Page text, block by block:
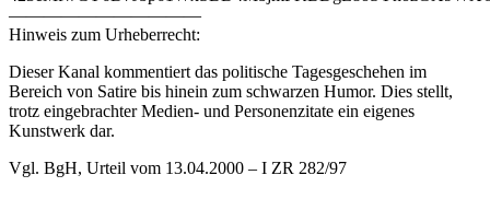
———————————
Hinweis zum Urheberrecht:
Dieser Kanal kommentiert das politische Tagesgeschehen im
Bereich von Satire bis hinein zum schwarzen Humor. Dies stellt,
trotz eingebrachter Medien- und Personenzitate ein eigenes
Kunstwerk dar.
Vgl. BgH, Urteil vom 13.04.2000 – I ZR 282/97